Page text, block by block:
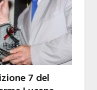
7 del